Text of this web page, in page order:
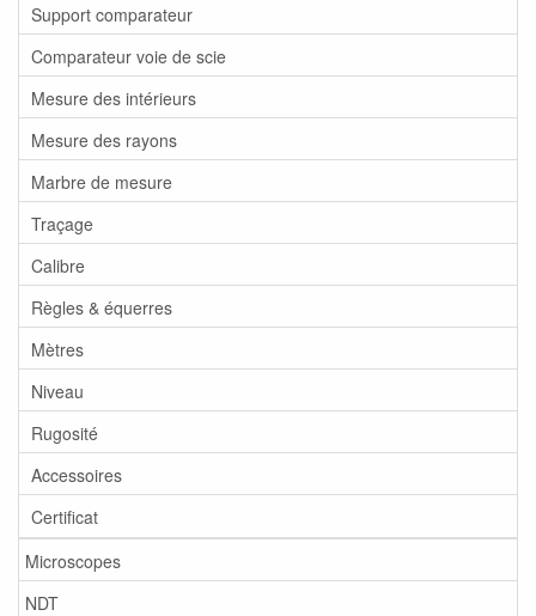
Support comparateur
Comparateur voie de scie
Mesure des intérieurs
Mesure des rayons
Marbre de mesure
Traçage
Calibre
Règles & équerres
Mètres
Niveau
Rugosité
Accessoires
Certificat
Microscopes
NDT